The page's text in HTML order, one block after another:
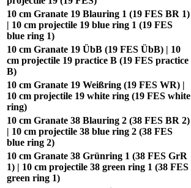
10 cm Granate 19 Blauring 1 (19 FES BR 1)
| 10 cm projectile 19 blue ring 1 (19 FES
blue ring 1)
10 cm Granate 19 ÜbB (19 FES ÜbB) | 10
cm projectile 19 practice B (19 FES practice
B)
10 cm Granate 19 Weißring (19 FES WR) |
10 cm projectile 19 white ring (19 FES white
ring)
10 cm Granate 38 Blauring 2 (38 FES BR 2)
| 10 cm projectile 38 blue ring 2 (38 FES
blue ring 2)
10 cm Granate 38 Grünring 1 (38 FES GrR
1) | 10 cm projectile 38 green ring 1 (38 FES
green ring 1)